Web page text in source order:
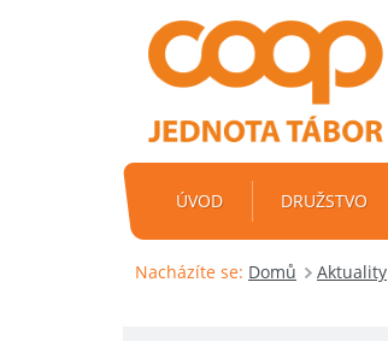
ÚVOD DRUŽSTVO
Nacházíte se: Domů Aktuality